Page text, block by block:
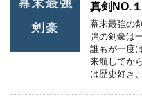
真剣NO.
幕末最強の
強の剣豪は
誰もが一度
来航してか
は歴史好き